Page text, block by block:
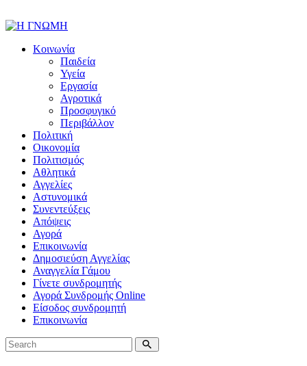
Κοινωνία
Παιδεία
Υγεία
Εργασία
Αγροτικά
Προσφυγικό
Περιβάλλον
Πολιτική
Οικονομία
Πολιτισμός
Αθλητικά
Αγγελίες
Αστυνομικά
Συνεντεύξεις
Απόψεις
Αγορά
Επικοινωνία
Δημοσιεύση Αγγελίας
Αναγγελία Γάμου
Γίνετε συνδρομητής
Αγορά Συνδρομής Online
Είσοδος συνδρομητή
Επικοινωνία